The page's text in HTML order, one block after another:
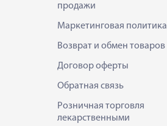
продажи
Маркетинговая политика
Возврат и обмен товаров
Договор оферты
Обратная связь
Розничная торговля
лекарственными